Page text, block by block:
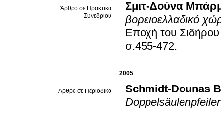
Άρθρο σε Πρακτικά
Συνεδρίου
Σμιτ-Δούνα
βορειοελλαδικό
Εποχή του
σ.455-472.
2005
Άρθρο σε Περιοδικό
Schmidt-Dounas
Doppelsäulenpfeiler